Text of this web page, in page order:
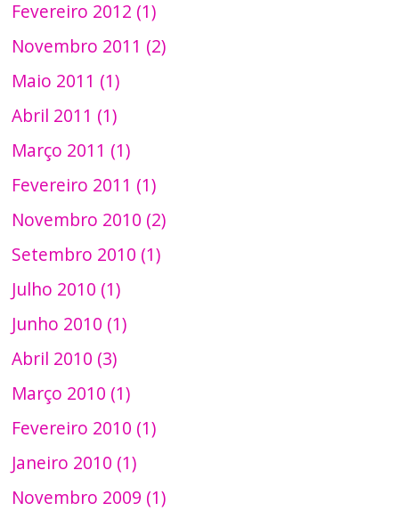
Fevereiro 2012 (1)
Novembro 2011 (2)
Maio 2011 (1)
Abril 2011 (1)
Março 2011 (1)
Fevereiro 2011 (1)
Novembro 2010 (2)
Setembro 2010 (1)
Julho 2010 (1)
Junho 2010 (1)
Abril 2010 (3)
Março 2010 (1)
Fevereiro 2010 (1)
Janeiro 2010 (1)
Novembro 2009 (1)